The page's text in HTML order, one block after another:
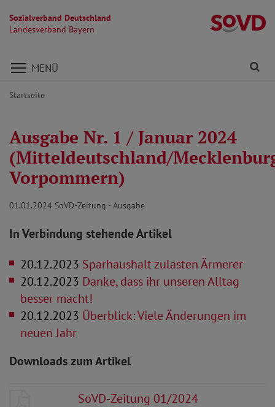
Sozialverband Deutschland
Landesverband Bayern
Direkt zu den Inhalten springen
MENÜ
Startseite
Ausgabe Nr. 1 / Januar 2024
(Mitteldeutschland/
Vorpommern)
01.01.2024 SoVD-Zeitung - Ausgabe
In Verbindung stehende Artikel
20.12.2023 Sparhaushalt zulasten Ärmerer
20.12.2023 Danke, dass ihr unseren Alltag
besser macht!
20.12.2023 Überblick: Viele Änderungen im
neuen Jahr
Downloads zum Artikel
SoVD-Zeitung 01/2024